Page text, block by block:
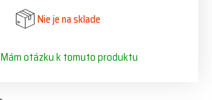
Nie je na sklade
Mám otázku k tomuto produktu